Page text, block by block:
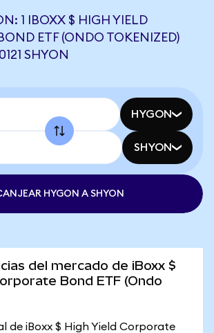
1 IBOXX $ HIGH YIELD
ETF (ONDO TOKENIZED)
SHYON
HYGON
SHYON
HYGON A SHYON
del mercado de iBoxx $
Bond ETF (Ondo
de iBoxx $ High Yield Corporate